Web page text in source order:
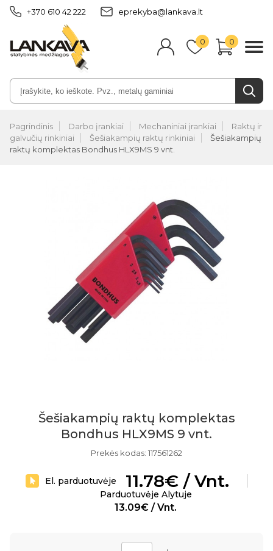
+370 610 42 222 eprekyba@lankava.lt
0 0
Pagrindinis Darbo įrankiai Mechaniniai įrankiai
Raktų ir
galvučių rinkiniai
Šešiakampių raktų rinkiniai
Šešiakampių
raktų komplektas Bondhus HLX9MS 9 vnt.
Šešiakampių raktų komplektas
Bondhus HLX9MS 9 vnt.
Prekės kodas: 117561262
El. parduotuvėje 11.78€ / Vnt.
Parduotuvėje Alytuje
13.09€ / Vnt.